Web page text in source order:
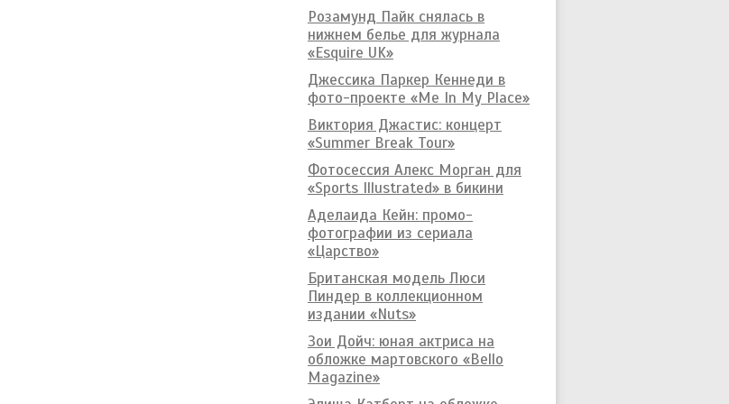
Розамунд Пайк снялась в
нижнем белье для журнала
«Esquire UK»
Джессика Паркер Кеннеди в
фото-проекте «Me In My Place»
Виктория Джастис: концерт
«Summer Break Tour»
Фотосессия Алекс Морган для
«Sports Illustrated» в бикини
Аделаида Кейн: промо-
фотографии из сериала
«Царство»
Британская модель Люси
Пиндер в коллекционном
издании «Nuts»
Зои Дойч: юная актриса на
обложке мартовского «Bello
Magazine»